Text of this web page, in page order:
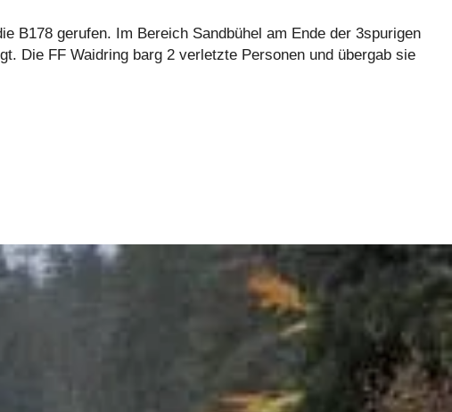
B178 gerufen. Im Bereich Sandbühel am Ende der 3spurigen
Die FF Waidring barg 2 verletzte Personen und übergab sie